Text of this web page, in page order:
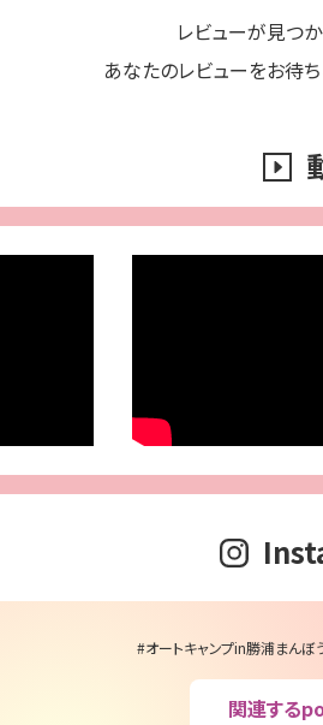
レビューが見つか
あなたのレビューをお待
#オートキャンプin勝浦まんぼ
関連する